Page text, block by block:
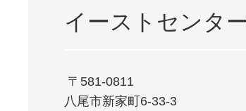
イーストセンタ
⁩ 〒581-0811
八尾市新家町6-33-3